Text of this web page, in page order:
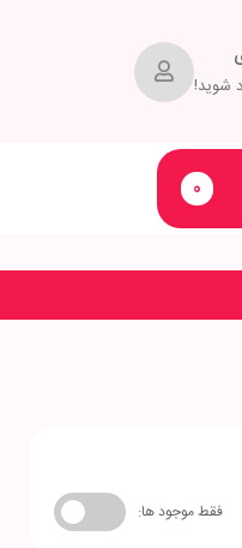
شوید!
0
فقط موجود ها: